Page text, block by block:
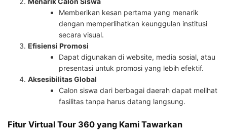
Memberikan kesan pertama yang menarik
dengan memperlihatkan keunggulan institusi
secara visual.
Efisiensi Promosi
Dapat digunakan di website, media sosial, atau
presentasi untuk promosi yang lebih efektif.
Aksesibilitas Global
Calon siswa dari berbagai daerah dapat melihat
fasilitas tanpa harus datang langsung.
Fitur Virtual Tour 360 yang Kami Tawarkan